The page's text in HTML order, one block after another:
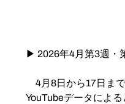
▶ 2026年4月第3週・
4月8日から17日ま
YouTubeデータによ